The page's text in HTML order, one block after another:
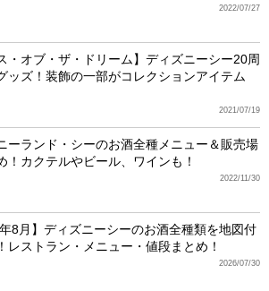
2022/07/27
・オブ・ザ・ドリーム】ディズニーシー20周
ッズ！装飾の一部がコレクションアイテム
2021/07/19
ーランド・シーのお酒全種メニュー＆販売場
！カクテルやビール、ワインも！
2022/11/30
年8月】ディズニーシーのお酒全種類を地図付
レストラン・メニュー・値段まとめ！
2026/07/30